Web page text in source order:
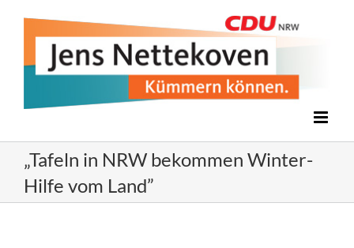
„Tafeln in NRW bekommen Winter-
Hilfe vom Land”